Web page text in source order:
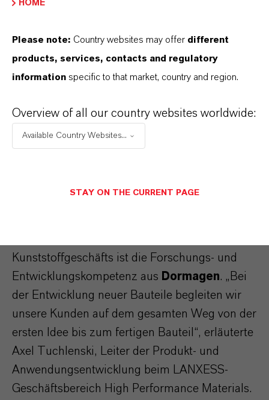
Glasfasern, mit denen LANXESS viele seiner
optimieren und somit letztlich die
Leistungsfähigkeit der Werkstoffe weiter zu
erhöhen.
Produktions- und
Forschungsstandorte für
(Dormagen, Krefeld, Brilon
Kunststoffgeschäfts ist die Forschungs- und
Entwicklungskompetenz aus Dormagen. „Bei
der Entwicklung neuer Bauteile begleiten wir
unsere Kunden auf dem gesamten Weg von der
ersten Idee bis zum fertigen Bauteil“, erläuterte
Axel Tuchlenski, Leiter der Produkt- und
Anwendungsentwicklung beim LANXESS-
Geschäftsbereich High Performance Materials.
HOME
Please note: Country websites may offer different
products, services, contacts and regulatory
information specific to that market, country and region.
Overview of all our country websites worldwide:
Available Country Websites...
STAY ON THE CURRENT PAGE